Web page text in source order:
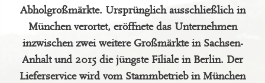
Abholgroßmärkte. Ursprünglich ausschließlich in
München verortet, eröffnete das Unternehmen
inzwischen zwei weitere Großmärkte in Sachsen-
Anhalt und 2015 die jüngste Filiale in Berlin. Der
Lieferservice wird vom Stammbetrieb in München